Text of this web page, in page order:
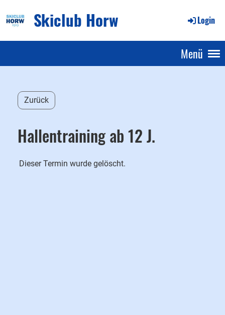
Skiclub Horw Login
Menü
Zurück
Hallentraining ab 12 J.
Dieser Termin wurde gelöscht.